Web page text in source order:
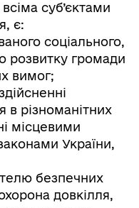
суб’єктами
є:
соціального,
розвитку громади
вимог;
в різноманітних
місцевими
України,
безпечних
довкілля,